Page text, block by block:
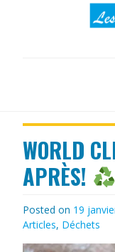
WORLD
APRÈS!
Posted on 19
Articles, Déchets